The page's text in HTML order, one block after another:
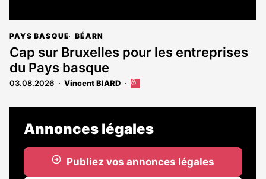
PAYS BASQUE BÉARN
Cap sur Bruxelles pour les entreprises
du Pays basque
03.08.2026 Vincent BIARD
Cet
est
aux
Annonces légales
Publiez vos annonces légales